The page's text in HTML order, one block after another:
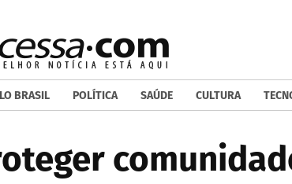
BRASIL POLÍTICA SAÚDE CULTURA